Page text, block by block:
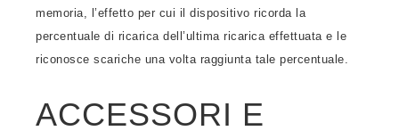
memoria, l’effetto per cui il dispositivo ricorda la
percentuale di ricarica dell’ultima ricarica effettuata e le
riconosce scariche una volta raggiunta tale percentuale.
ACCESSORI E